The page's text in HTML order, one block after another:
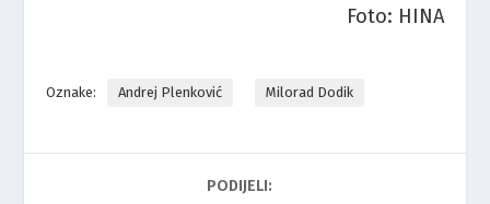
Foto: HINA
Oznake: Andrej Plenković Milorad Dodik
PODIJELI: